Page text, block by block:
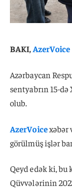
BAKI,AzerVoice
Azərbaycan
sentyabrın 15-
olub.
AzerVoicexəbər
görülmüş işlər
Qeyd edək ki, bu
Qüvvələrinin